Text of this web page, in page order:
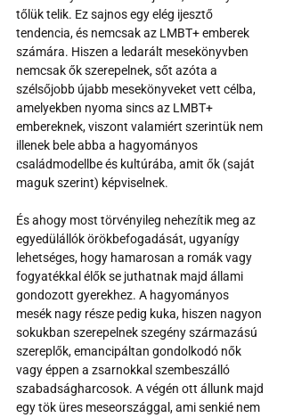
tőlük telik. Ez sajnos egy elég ijesztő
tendencia, és nemcsak az LMBT+ emberek
számára. Hiszen a ledarált mesekönyvben
nemcsak ők szerepelnek, sőt azóta a
szélsőjobb újabb mesekönyveket vett célba,
amelyekben nyoma sincs az LMBT+
embereknek, viszont valamiért szerintük nem
illenek bele abba a hagyományos
családmodellbe és kultúrába, amit ők (saját
maguk szerint) képviselnek.
És ahogy most törvényileg nehezítik meg az
egyedülállók örökbefogadását, ugyanígy
lehetséges, hogy hamarosan a romák vagy
fogyatékkal élők se juthatnak majd állami
gondozott gyerekhez. A hagyományos
mesék nagy része pedig kuka, hiszen nagyon
sokukban szerepelnek szegény származású
szereplők, emancipáltan gondolkodó nők
vagy éppen a zsarnokkal szembeszálló
szabadságharcosok. A végén ott állunk majd
egy tök üres meseországgal, ami senkié nem